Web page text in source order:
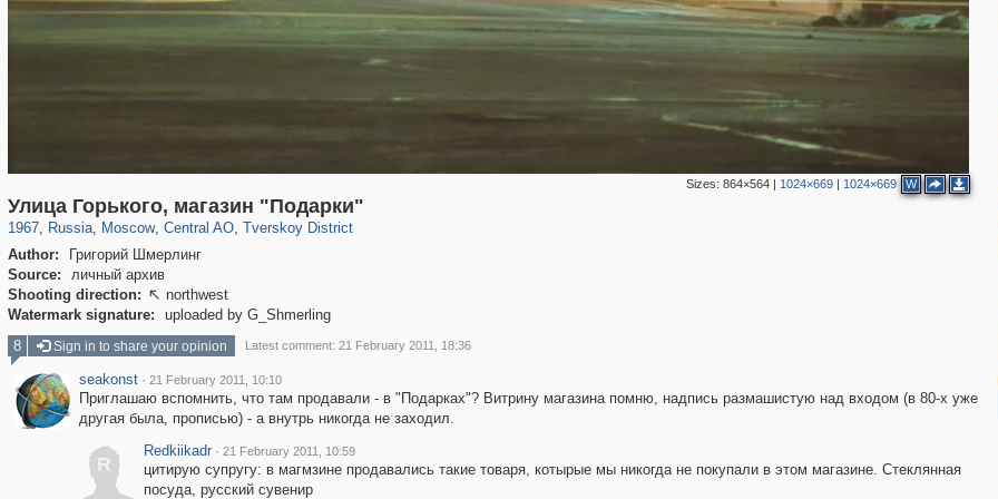
Sizes: 864×564| 1024×669| 1024×669 W
Улица Горького, магазин "Подарки"
1967, Russia
1,406,257 29,243
, Moscow
319,779 8,286
, Central AO
159,978 5,916
, Tverskoy District
53,034 2,283
Author:
Григорий Шмерлинг
Source:
личный архив
Shooting direction:  northwest
Watermark signature:
uploaded by G_Shmerling
15
8 Sign in to share your opinion Latest comment: 21 February 2011, 18:36
seakonst · 21 February 2011, 10:10
Приглашаю вспомнить, что там продавали - в "Подарках"? Витрину магазина помню, надпись размашистую над входом (в 80-х уже
другая была, прописью) - а внутрь никогда не заходил.
R
Redkiikadr · 21 February 2011, 10:59
цитирую супругу: в магмзине продавались такие товаря, котырые мы никогда не покупали в этом магазине. Стеклянная
посуда, русский сувенир